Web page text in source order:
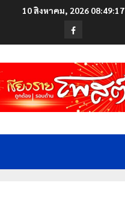
10 สิงหาคม, 2026 08:49:18
Facebook